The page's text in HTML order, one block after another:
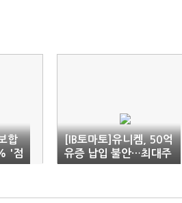
합
'점
[IB토마토]유니켐, 50억
유증 납입 불안…최대주
주 현금 1282만원